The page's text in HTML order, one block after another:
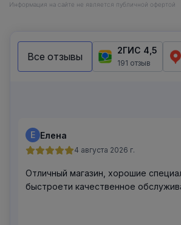
Информация на сайте не является публичной офертой